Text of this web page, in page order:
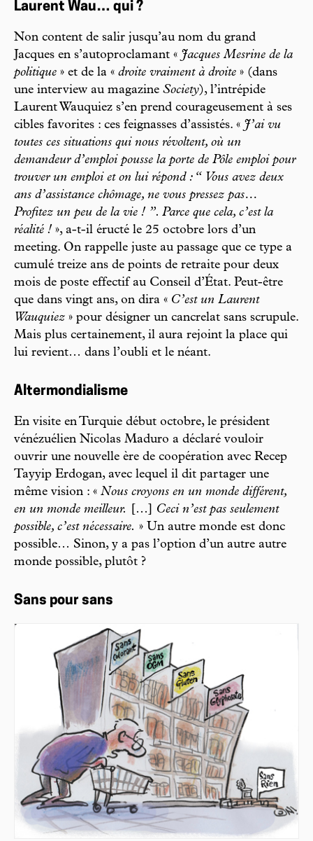
Laurent Wau… qui ?
Non content de salir jusqu’au nom du grand
Jacques en s’autoproclamant « Jacques Mesrine de la
politique » et de la « droite vraiment à droite » (dans
une interview au magazine Society), l’intrépide
Laurent Wauquiez s’en prend courageusement à ses
cibles favorites : ces feignasses d’assistés. « J’ai vu
toutes ces situations qui nous révoltent, où un
demandeur d’emploi pousse la porte de Pôle emploi pour
trouver un emploi et on lui répond : “ Vous avez deux
ans d’assistance chômage, ne vous pressez pas…
Profitez un peu de la vie ! ”. Parce que cela, c’est la
réalité ! », a-t-il éructé le 25 octobre lors d’un
meeting. On rappelle juste au passage que ce type a
cumulé treize ans de points de retraite pour deux
mois de poste effectif au Conseil d’État. Peut-être
que dans vingt ans, on dira « C’est un Laurent
Wauquiez » pour désigner un cancrelat sans scrupule.
Mais plus certainement, il aura rejoint la place qui
lui revient… dans l’oubli et le néant.
Altermondialisme
En visite en Turquie début octobre, le président
vénézuélien Nicolas Maduro a déclaré vouloir
ouvrir une nouvelle ère de coopération avec Recep
Tayyip Erdogan, avec lequel il dit partager une
même vision : « Nous croyons en un monde différent,
en un monde meilleur.
[…] Ceci n’est pas seulement
possible, c’est nécessaire. » Un autre monde est donc
possible… Sinon, y a pas l’option d’un autre autre
monde possible, plutôt ?
Sans pour sans